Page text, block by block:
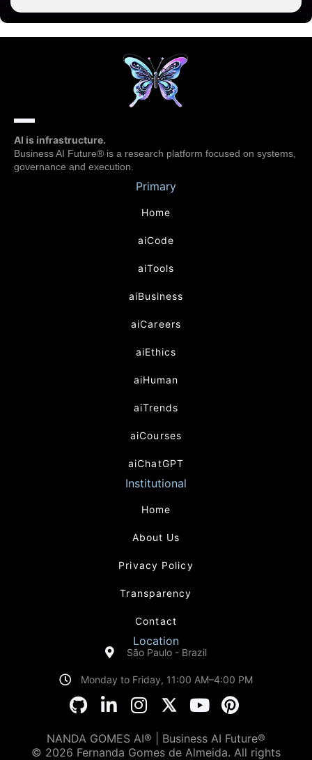
AI is infrastructure.
Business AI Future® is a research platform focused on systems,
governance and execution.
Primary
Home
aiCode
aiTools
aiBusiness
aiCareers
aiEthics
aiHuman
aiTrends
aiCourses
aiChatGPT
Institutional
Home
About Us
Privacy Policy
Transparency
Contact
Location
São Paulo - Brazil
Monday to Friday, 11:00 AM–4:00 PM
NANDA GOMES AI® | Business AI Future®
© 2026 Fernanda Gomes de Almeida. All rights